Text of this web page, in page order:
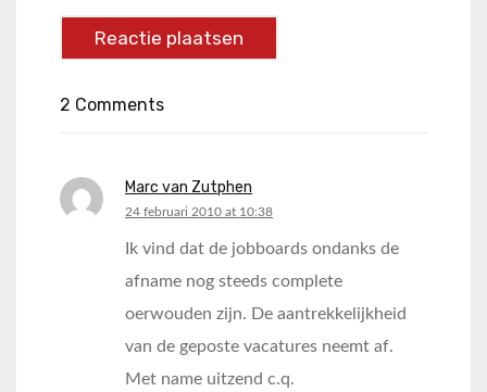
2 Comments
Marc van Zutphen
says:
24 februari 2010 at 10:38
Ik vind dat de jobboards ondanks de
afname nog steeds complete
oerwouden zijn. De aantrekkelijkheid
van de geposte vacatures neemt af.
Met name uitzend c.q.